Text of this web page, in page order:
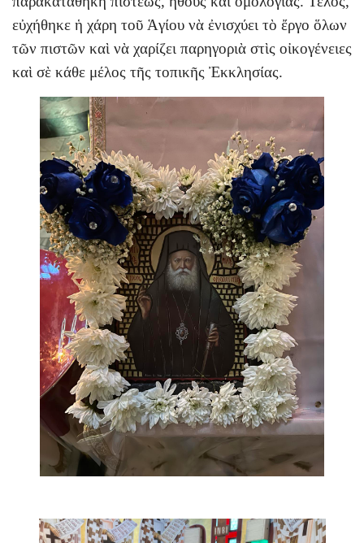
εὐχήθηκε ἡ χάρη τοῦ Ἁγίου νὰ ἐνισχύει τὸ ἔργο ὅλων
τῶν πιστῶν καὶ νὰ χαρίζει παρηγοριὰ στὶς οἰκογένειες
καὶ σὲ κάθε μέλος τῆς τοπικῆς Ἐκκλησίας.